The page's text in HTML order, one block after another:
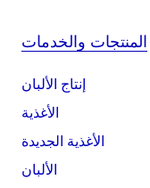
المنتجات والخدمات
إنتاج الألبان
الأغذية
الأغذية الجديدة
الألبان